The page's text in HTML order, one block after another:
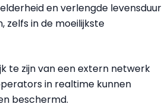
en verlengde levensduur
in de moeilijkste
te zijn van een extern netwerk
in realtime kunnen
beschermd.